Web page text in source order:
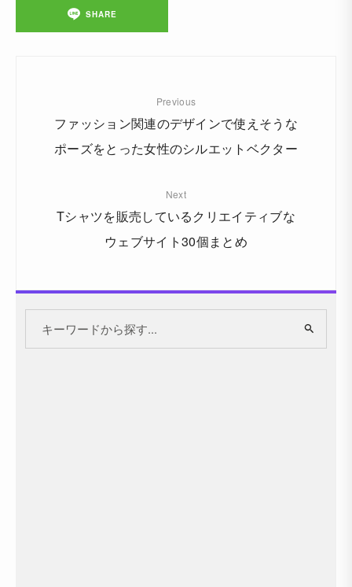
SHARE
Previous
ファッション関連のデザインで使えそうな
ポーズをとった女性のシルエットベクター
Next
Tシャツを販売しているクリエイティブな
ウェブサイト30個まとめ